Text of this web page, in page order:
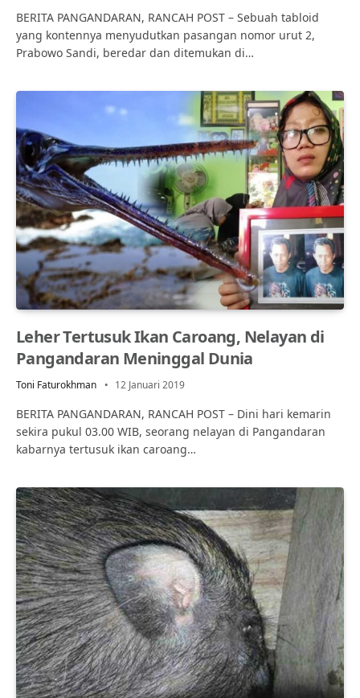
BERITA PANGANDARAN, RANCAH POST – Sebuah tabloid
yang kontennya menyudutkan pasangan nomor urut 2,
Prabowo Sandi, beredar dan ditemukan di…
Leher Tertusuk Ikan Caroang, Nelayan di
Pangandaran Meninggal Dunia
Toni Faturokhman 12 Januari 2019
BERITA PANGANDARAN, RANCAH POST – Dini hari kemarin
sekira pukul 03.00 WIB, seorang nelayan di Pangandaran
kabarnya tertusuk ikan caroang…